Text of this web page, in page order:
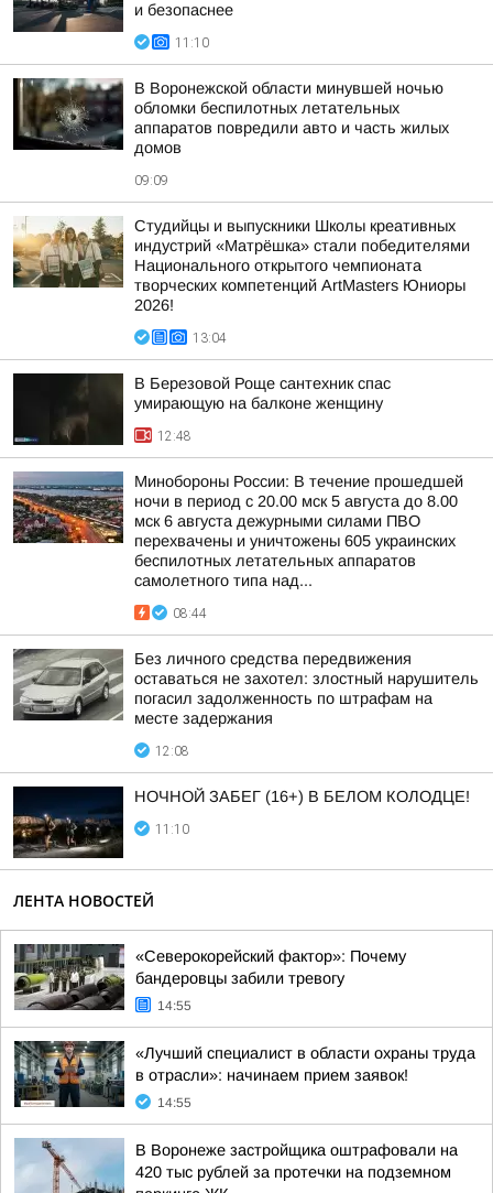
и безопаснее
11:10
В Воронежской области минувшей ночью
обломки беспилотных летательных
аппаратов повредили авто и часть жилых
домов
09:09
Студийцы и выпускники Школы креативных
индустрий «Матрёшка» стали победителями
Национального открытого чемпионата
творческих компетенций ArtMasters Юниоры
2026!
13:04
В Березовой Роще сантехник спас
умирающую на балконе женщину
12:48
Минобороны России: В течение прошедшей
ночи в период с 20.00 мск 5 августа до 8.00
мск 6 августа дежурными силами ПВО
перехвачены и уничтожены 605 украинских
беспилотных летательных аппаратов
самолетного типа над...
08:44
Без личного средства передвижения
оставаться не захотел: злостный нарушитель
погасил задолженность по штрафам на
месте задержания
12:08
НОЧНОЙ ЗАБЕГ (16+) В БЕЛОМ КОЛОДЦЕ!
11:10
ЛЕНТА НОВОСТЕЙ
«Северокорейский фактор»: Почему
бандеровцы забили тревогу
14:55
«Лучший специалист в области охраны труда
в отрасли»: начинаем прием заявок!
14:55
В Воронеже застройщика оштрафовали на
420 тыс рублей за протечки на подземном